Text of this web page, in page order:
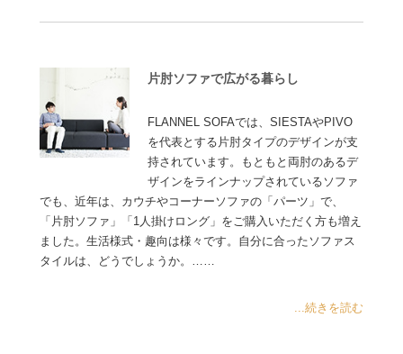
片肘ソファで広がる暮らし
FLANNEL SOFAでは、SIESTAやPIVO
を代表とする片肘タイプのデザインが支
持されています。もともと両肘のあるデ
ザインをラインナップされているソファ
でも、近年は、カウチやコーナーソファの「パーツ」で、
「片肘ソファ」「1人掛けロング」をご購入いただく方も増え
ました。生活様式・趣向は様々です。自分に合ったソファス
タイルは、どうでしょうか。……
...続きを読む